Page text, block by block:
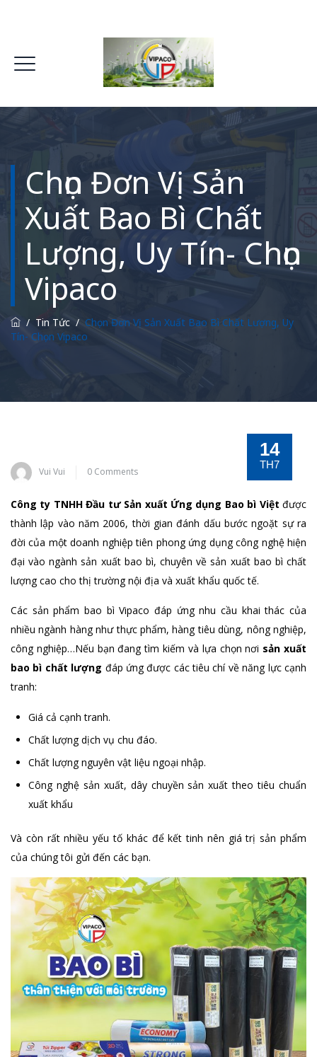
Chọn Đơn Vị Sản
Xuất Bao Bì Chất
Lượng, Uy Tín- Chọn
Vipaco
/ Tin Tức / Chọn Đơn Vị Sản Xuất Bao Bì Chất Lượng, Uy
Tín- Chọn Vipaco
14
TH7
Vui Vui 0 Comments
Công ty TNHH Đầu tư Sản xuất Ứng dụng Bao bì Việt được
thành lập vào năm 2006, thời gian đánh dấu bước ngoặt sự ra
đời của một doanh nghiệp tiên phong ứng dụng công nghệ hiện
đại vào ngành sản xuất bao bì, chuyên về sản xuất bao bì chất
lượng cao cho thị trường nội địa và xuất khẩu quốc tế.
Các sản phẩm bao bì Vipaco đáp ứng nhu cầu khai thác của
nhiều ngành hàng như thực phẩm, hàng tiêu dùng, nông nghiệp,
công nghiệp…Nếu bạn đang tìm kiếm và lựa chọn nơi sản xuất
bao bì chất lượng đáp ứng được các tiêu chí về năng lực cạnh
tranh:
Giá cả cạnh tranh.
Chất lượng dịch vụ chu đáo.
Chất lượng nguyên vật liệu ngoại nhập.
Công nghệ sản xuất, dây chuyền sản xuất theo tiêu chuẩn
xuất khẩu
Và còn rất nhiều yếu tố khác để kết tinh nên giá trị sản phẩm
của chúng tôi gửi đến các bạn.